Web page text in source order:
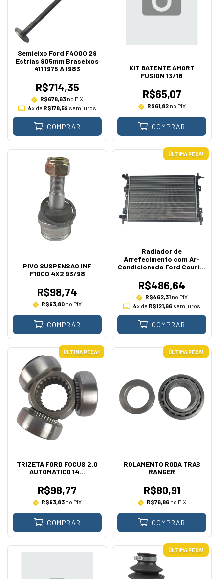
Semieixo Ford F4000 29
Estrias 905mm Braseixos
411 1975 A 1983
R$714,35
R$678,63 no PIX
4x de R$178,59 sem juros
COMPRAR
KIT BATENTE AMORT
FUSION 13/18
R$65,07
R$61,82no PIX
COMPRAR
PIVO SUSPENSAO INF
F1000 4X2 93/98
R$98,74
R$93,80 no PIX
COMPRAR
ÚLTIMA PEÇA!
Radiador de
Arrefecimento com Ar-
Condicionado Ford Courier
2000 a 2010
R$486,64
R$462,31no PIX
4x de R$121,66sem juros
COMPRAR
ÚLTIMA PEÇA!
TRIZETA FORD FOCUS 2.0
AUTOMATICO 14...
R$98,77
R$93,83 no PIX
COMPRAR
ÚLTIMA PEÇA!
ROLAMENTO RODA TRAS
RANGER
R$80,91
R$76,86no PIX
COMPRAR
ÚLTIMA PEÇA!